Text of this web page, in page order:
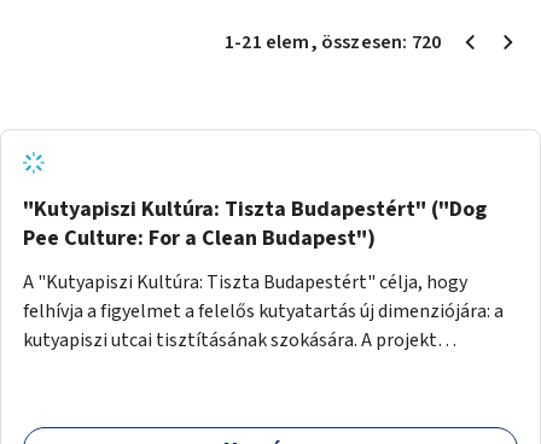
1-21 elem, összesen: 720
"Kutyapiszi Kultúra: Tiszta Budapestért" ("Dog
Pee Culture: For a Clean Budapest")
A "Kutyapiszi Kultúra: Tiszta Budapestért" célja, hogy
felhívja a figyelmet a felelős kutyatartás új dimenziójára: a
kutyapiszi utcai tisztításának szokására. A projekt
palack vízzel öblítsék le azt, ezzel hozzájárulva a tiszta,